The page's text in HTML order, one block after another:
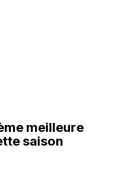
meilleure
saison